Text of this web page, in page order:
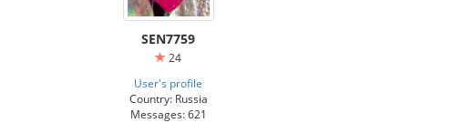
SEN7759
24
User's profile
Country: Russia
Messages: 621